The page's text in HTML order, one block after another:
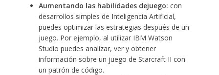
Aumentando las habilidades dejuego: con
desarrollos simples de Inteligencia Artificial,
puedes optimizar las estrategias después de un
juego. Por ejemplo, al utilizar IBM Watson
Studio puedes analizar, ver y obtener
información sobre un juego de Starcraft II con
un patrón de código.